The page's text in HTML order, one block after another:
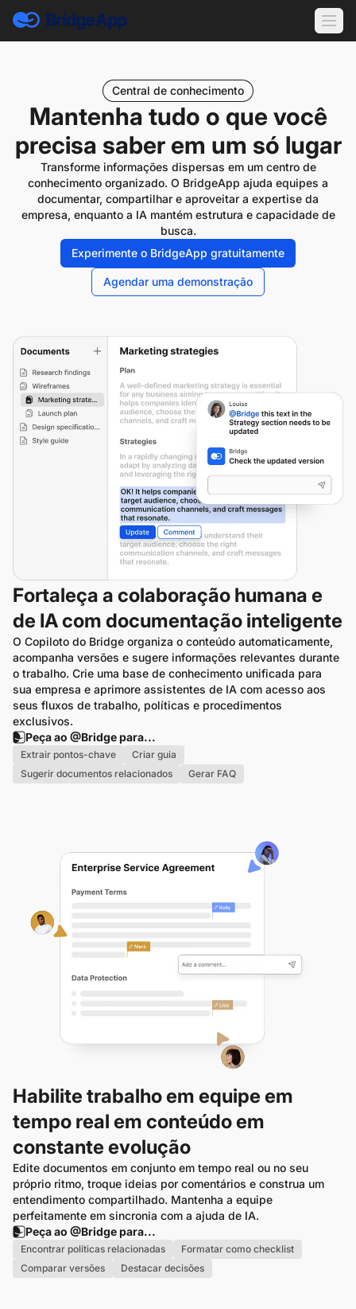
Central de conhecimento
Mantenha tudo o que você
precisa saber em um só lugar
Transforme informações dispersas em um centro de
conhecimento organizado. O BridgeApp ajuda equipes a
documentar, compartilhar e aproveitar a expertise da
empresa, enquanto a IA mantém estrutura e capacidade de
busca.
Experimente o BridgeApp gratuitamente
Agendar uma demonstração
Fortaleça a colaboração humana e
de IA com documentação inteligente
O Copiloto do Bridge organiza o conteúdo automaticamente,
acompanha versões e sugere informações relevantes durante
o trabalho. Crie uma base de conhecimento unificada para
sua empresa e aprimore assistentes de IA com acesso aos
seus fluxos de trabalho, políticas e procedimentos
exclusivos.
Peça ao @Bridge para...
Extrair pontos-chave
Criar guia
Sugerir documentos relacionados
Gerar FAQ
Habilite trabalho em equipe em
tempo real em conteúdo em
constante evolução
Edite documentos em conjunto em tempo real ou no seu
próprio ritmo, troque ideias por comentários e construa um
entendimento compartilhado. Mantenha a equipe
perfeitamente em sincronia com a ajuda de IA.
Peça ao @Bridge para...
Encontrar políticas relacionadas
Formatar como checklist
Comparar versões
Destacar decisões